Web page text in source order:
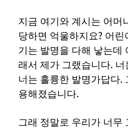
지금 여기와 계시는 어머
당하면 억울하지요? 어린
기는 발명을 다해 낳는데
래서 제가 그랬습니다. 너
너는 훌륭한 발명가답다.
용해졌습니다.
그래 정말로 우리가 너무